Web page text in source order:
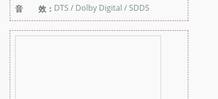
音 效： DTS / Dolby Digital / SDDS